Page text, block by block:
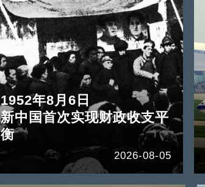
1952年8月6日
新中国首次实现财政收支平
衡
2026-08-05